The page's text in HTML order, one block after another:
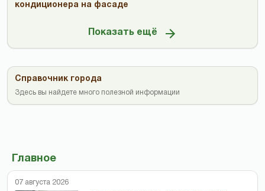
кондиционера на фасаде
Показать ещё
Справочник города
Здесь вы найдете много полезной информации
Главное
07 августа 2026